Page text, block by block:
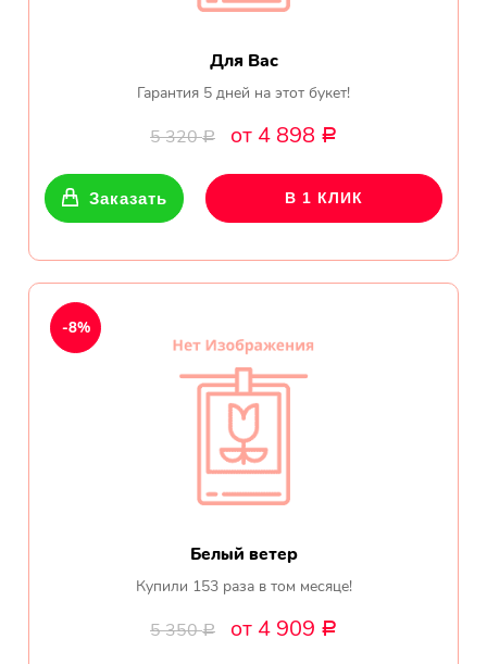
Для Вас
Гарантия 5 дней на этот букет!
5 320Р от 4 898 Р
Заказать В 1 КЛИК
Белый ветер
Купили 153 раза в том месяце!
5 350Р от 4 909 Р
-8%